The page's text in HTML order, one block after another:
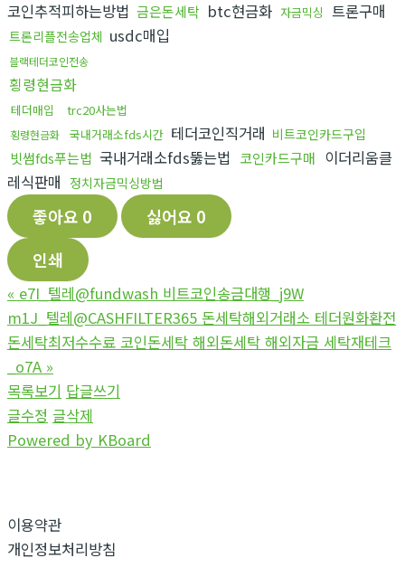
코인추적피하는방법 금은돈세탁 btc현금화 자금믹싱 트론구매
트론리플전송업체 usdc매입
블랙테더코인전송
횡령현금화
테더매입 trc20사는법
횡령현금화 국내거래소fds시간 테더코인직거래 비트코인카드구입
빗썸fds푸는법 국내거래소fds뚫는법 코인카드구매 이더리움클
레식판매 정치자금믹싱방법
좋아요 0 싫어요 0
인쇄
« e7I_텔레@fundwash 비트코인송금대행_j9W
m1J_텔레@CASHFILTER365 돈세탁해외거래소 테더원화환전
돈세탁최저수수료 코인돈세탁 해외돈세탁 해외자금 세탁재테크
_o7A »
목록보기 답글쓰기
글수정 글삭제
Powered by KBoard
이용약관
개인정보처리방침